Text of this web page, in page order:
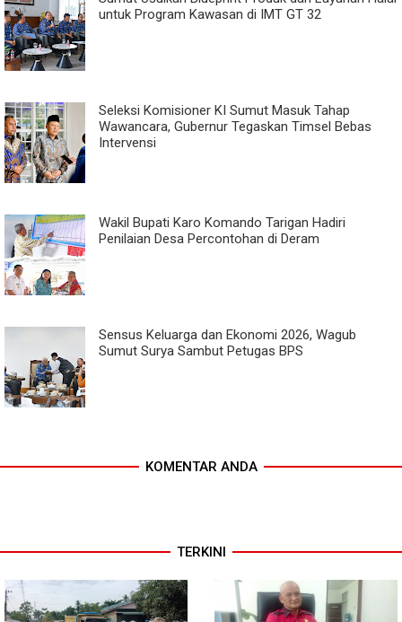
untuk Program Kawasan di IMT GT 32
Seleksi Komisioner KI Sumut Masuk Tahap
Wawancara, Gubernur Tegaskan Timsel Bebas
Intervensi
Wakil Bupati Karo Komando Tarigan Hadiri
Penilaian Desa Percontohan di Deram
Sensus Keluarga dan Ekonomi 2026, Wagub
Sumut Surya Sambut Petugas BPS
KOMENTAR ANDA
TERKINI